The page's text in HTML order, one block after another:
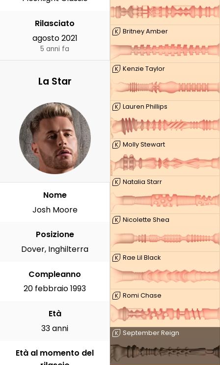
K Britney Amber
K Kenzie Taylor
K Lauren Phillips
K Molly Stewart
K Natalia Starr
K Nicolette Shea
K Rae Lil Black
K Romi Chase
K September Reign
Rilasciato
agosto 2021
5 anni fa
La Star
Nome
Josh Moore
Posizione
Dover, Inghilterra
Compleanno
20 febbraio 1993
Età
33 anni
Età al momento del